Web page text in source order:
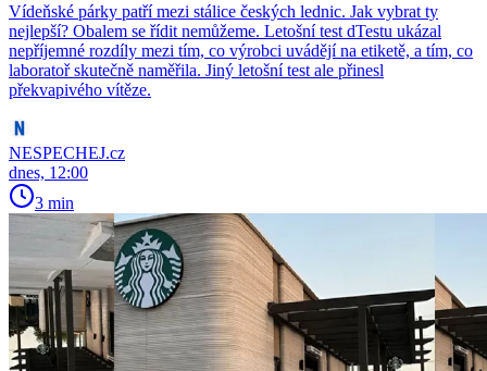
Vídeňské párky patří mezi stálice českých lednic. Jak vybrat ty
nejlepší? Obalem se řídit nemůžeme. Letošní test dTestu ukázal
nepříjemné rozdíly mezi tím, co výrobci uvádějí na etiketě, a tím, co
laboratoř skutečně naměřila. Jiný letošní test ale přinesl
překvapivého vítěze.
NESPECHEJ.cz
dnes, 12:00
3 min